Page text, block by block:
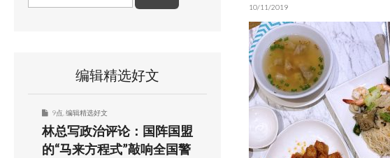
10/11/2019
编辑精选好文
9点 编辑精选好文
林总写政治评论：国阵国盟
的“马来方程式”敲响全国警